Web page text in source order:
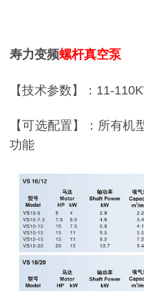
寿力变频螺杆真空泵
【技术参数】： 11-
【可选配置】：所有
功能